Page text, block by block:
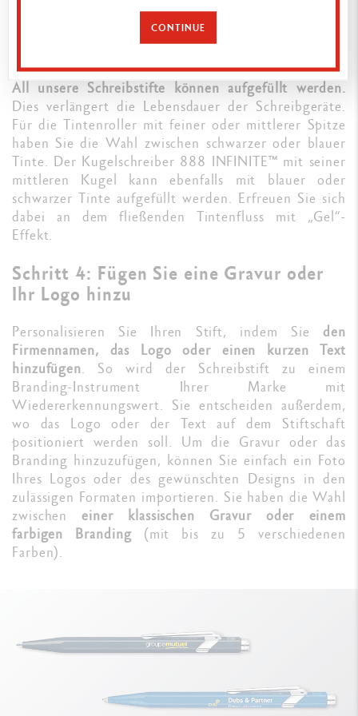
Die Verfügbarkeit der verschiedenen Farben
hängt von dem gewählten Stiftmodell und der
All unsere Schreibstifte können aufgefüllt werden.
Dies verlängert die Lebensdauer der Schreibgeräte.
Für die Tintenroller mit feiner oder mittlerer Spitze
haben Sie die Wahl zwischen schwarzer oder blauer
Tinte. Der Kugelschreiber 888 INFINITE™ mit seiner
mittleren Kugel kann ebenfalls mit blauer oder
schwarzer Tinte aufgefüllt werden. Erfreuen Sie sich
dabei an dem fließenden Tintenfluss mit „Gel“-
Effekt.
Schritt 4: Fügen Sie eine Gravur oder
Ihr Logo hinzu
Personalisieren Sie Ihren Stift, indem Sieden
Firmennamen, das Logo oder einen kurzen Text
hinzufügen. So wird der Schreibstift zu einem
Branding-Instrument Ihrer Marke mit
Wiedererkennungswert. Sie entscheiden außerdem,
wo das Logo oder der Text auf dem Stiftschaft
positioniert werden soll. Um die Gravur oder das
Branding hinzuzufügen, können Sie einfach ein Foto
Ihres Logos oder des gewünschten Designs in den
zulässigen Formaten importieren. Sie haben die Wahl
zwischeneiner klassischen Gravur oder einem
farbigen Branding(mit bis zu 5 verschiedenen
Farben).
CONTINUE